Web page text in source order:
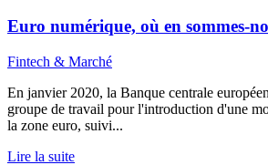
Euro numérique, où en sommes-
Fintech & Marché
En janvier 2020, la Banque centrale
groupe de travail pour l'introduction d'une
la zone euro, suivi...
Lire la suite